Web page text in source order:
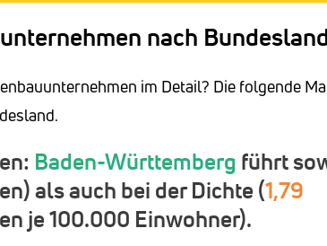
nach
im Detail? Die folgende
Baden-Württemberg führt
als auch bei der Dichte (1,79
je 100.000 Einwohner).